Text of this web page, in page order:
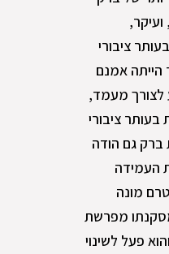
ציבורי
אמנם
לצורך מעמד,
ציבורי
גם הודה
העמידה
מונה
מפרשת
פעל לשינוי